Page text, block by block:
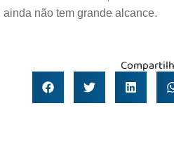
não tem grande alcance.